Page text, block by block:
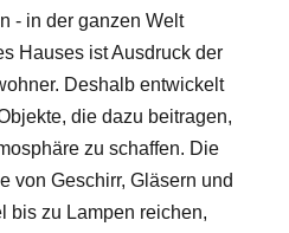
- in der ganzen Welt
Hauses ist Ausdruck der
Deshalb entwickelt
die dazu beitragen,
zu schaffen. Die
von Geschirr, Gläsern und
bis zu Lampen reichen,